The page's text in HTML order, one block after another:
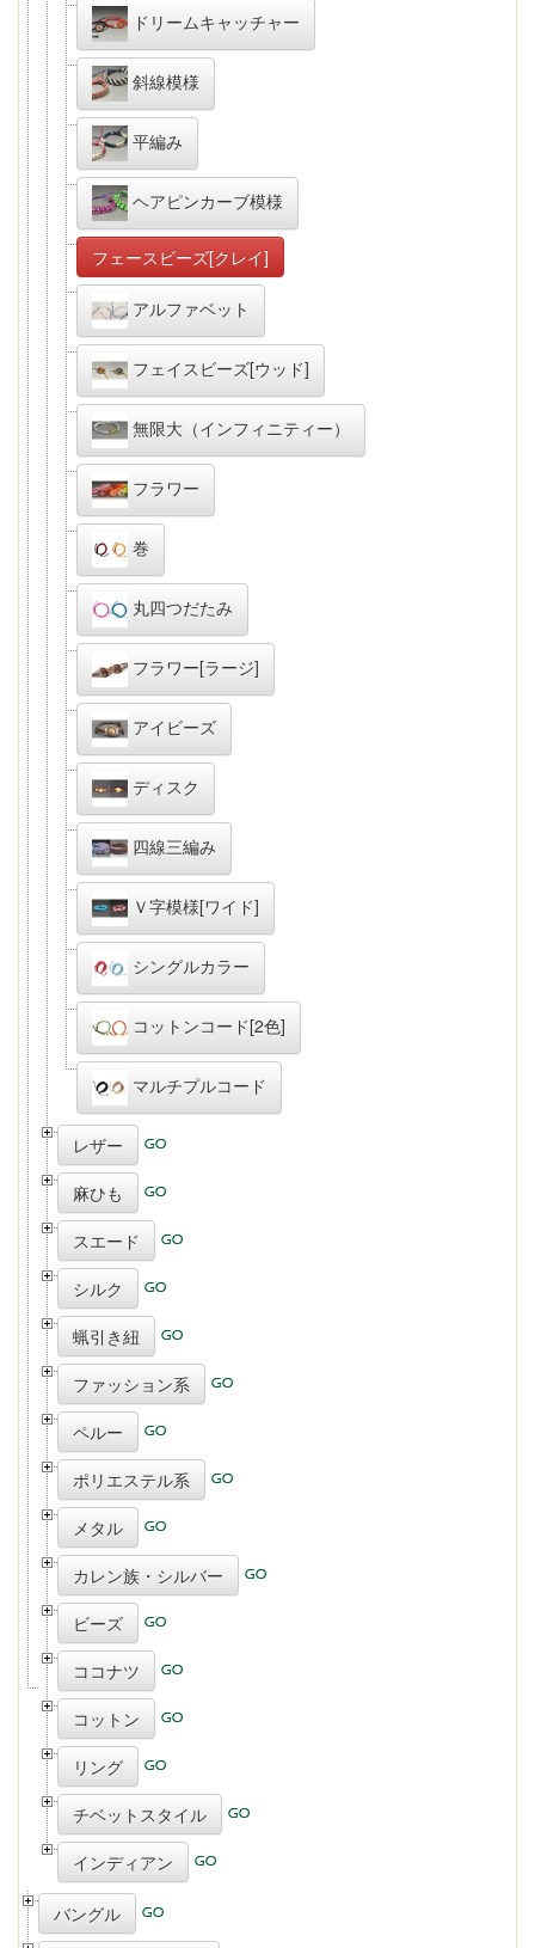
ドリームキャッチャー
斜線模様
平編み
ヘアピンカーブ模様
フェースビーズ[クレイ]
アルファベット
フェイスビーズ[ウッド]
無限大（インフィニティー）
フラワー
巻
丸四つだたみ
フラワー[ラージ]
アイビーズ
ディスク
四線三編み
Ｖ字模様[ワイド]
シングルカラー
コットンコード[2色]
マルチプルコード
レザー
麻ひも
スエード
シルク
蝋引き紐
ファッション系
ペルー
ポリエステル系
メタル
カレン族・シルバー
ビーズ
ココナツ
コットン
リング
チベットスタイル
インディアン
バングル